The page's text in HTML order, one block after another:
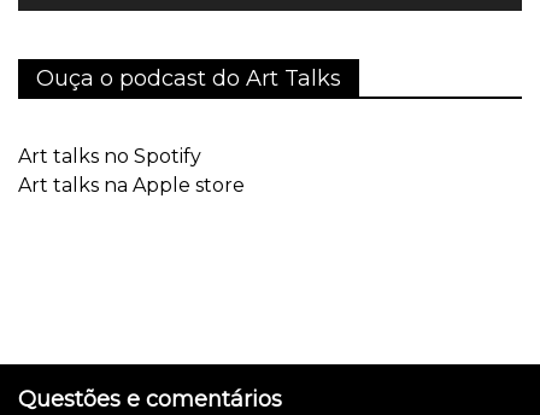
Ouça o podcast do Art Talks
Art talks no Spotify
Art talks na Apple store
Questões e comentários